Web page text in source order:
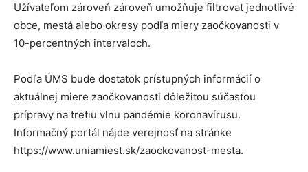
Užívateľom zároveň zároveň umožňuje filtrovať jednotlivé
obce, mestá alebo okresy podľa miery zaočkovanosti v
10-percentných intervaloch.
Podľa ÚMS bude dostatok prístupných informácií o
aktuálnej miere zaočkovanosti dôležitou súčasťou
prípravy na tretiu vlnu pandémie koronavírusu.
Informačný portál nájde verejnosť na stránke
https://www.uniamiest.sk/zaockovanost-mesta.